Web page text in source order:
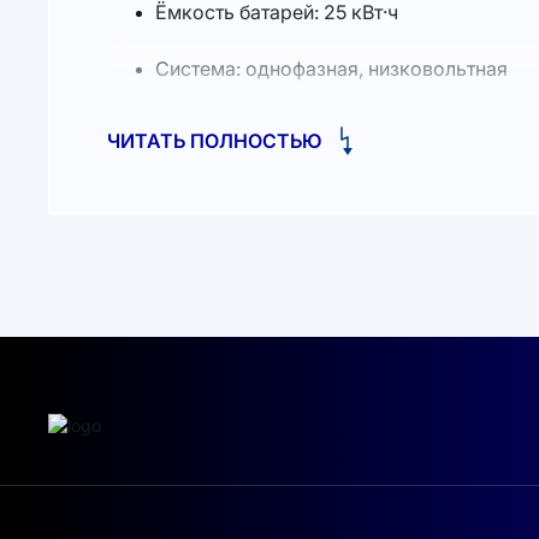
Ёмкость батарей: 25 кВт·ч
Система: однофазная, низковольтная
Тип батареи: LiFePO4 (литий-железо-
Технология без кобальта
ЧИТАТЬ ПОЛНОСТЬЮ